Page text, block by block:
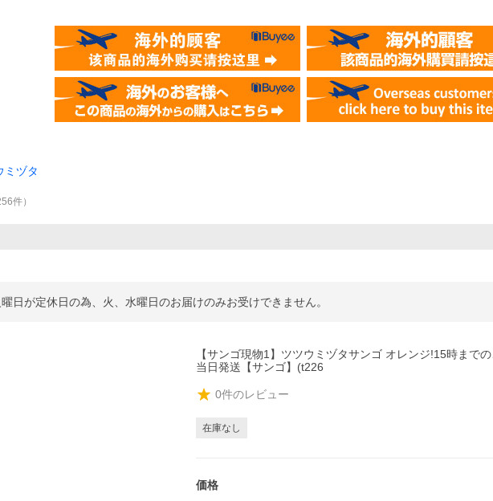
ミヅタ
件）
が定休日の為、火、水曜日のお届けのみお受けできません。
【サンゴ現物1】ツツウミヅタサンゴ オレンジ!15時まで
当日発送【サンゴ】(t226
0件のレビュー
在庫なし
価格